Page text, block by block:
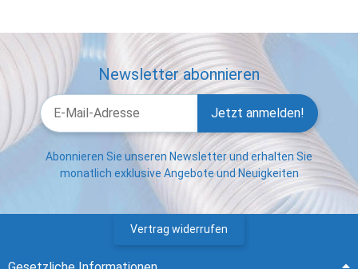
Newsletter abonnieren
Jetzt anmelden!
Abonnieren Sie unseren Newsletter und erhalten Sie
monatlich exklusive Angebote und Neuigkeiten
Vertrag widerrufen